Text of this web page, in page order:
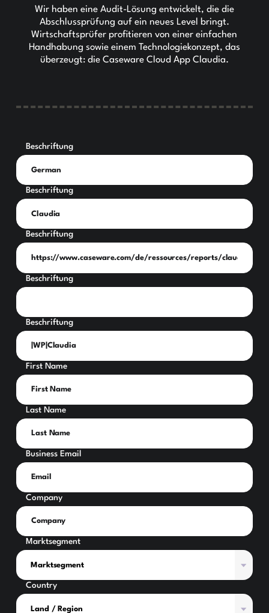
Wir haben eine Audit-Lösung entwickelt, die die
Abschlussprüfung auf ein neues Level bringt.
Wirtschaftsprüfer profitieren von einer einfachen
Handhabung sowie einem Technologiekonzept, das
überzeugt: die Caseware Cloud App Claudia.
Beschriftung
Beschriftung
Beschriftung
Beschriftung
Beschriftung
First Name
Last Name
Business Email
Company
Marktsegment
Country